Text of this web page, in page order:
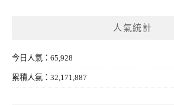
人氣統計
今日人氣：65,928
累積人氣：32,171,887